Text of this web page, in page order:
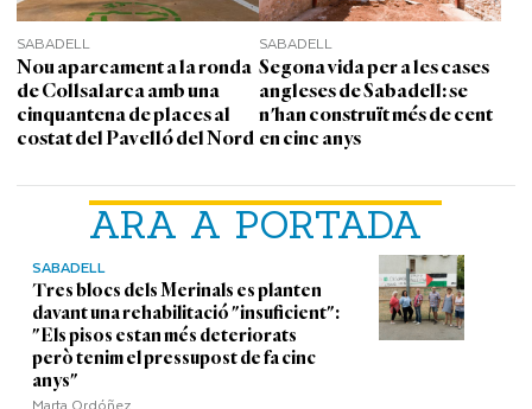
ARA A PORTADA
SABADELL
Tres blocs dels Merinals es planten
davant una rehabilitació "insuficient":
"Els pisos estan més deteriorats
però tenim el pressupost de fa cinc
anys"
SABADELL
Nou aparcament a la ronda
de Collsalarca amb una
cinquantena de places al
costat del Pavelló del Nord
SABADELL
Segona vida per a les cases
angleses de Sabadell: se
n'han construït més de cent
en cinc anys